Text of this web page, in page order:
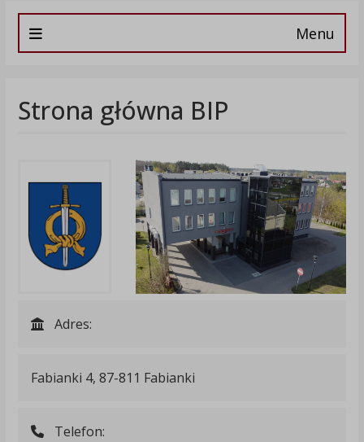
Menu
Strona główna BIP
Adres:
Fabianki 4, 87-811 Fabianki
Telefon: